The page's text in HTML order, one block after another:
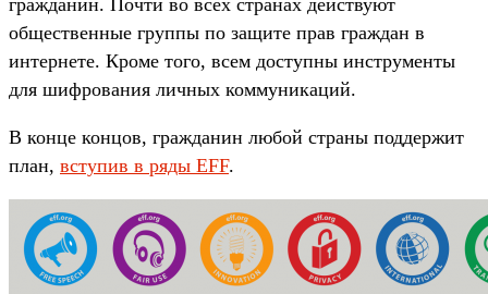
гражданин. Почти во всех странах действуют
общественные группы по защите прав граждан в
интернете. Кроме того, всем доступны инструменты
для шифрования личных коммуникаций.
В конце концов, гражданин любой страны поддержит
план, вступив в ряды EFF.